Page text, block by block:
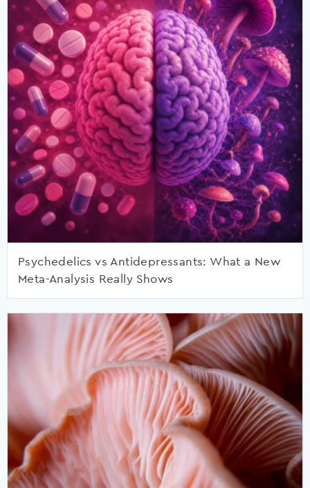
Psychedelics vs Antidepressants: What a New
Meta-Analysis Really Shows